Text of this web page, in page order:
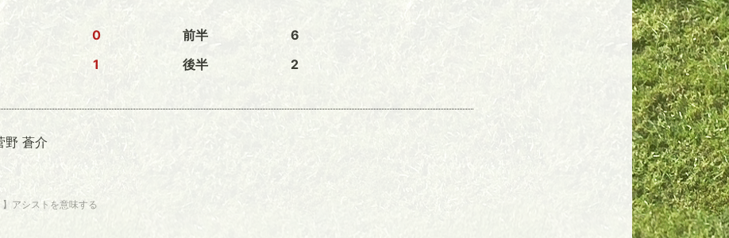
0
1
前半
後半
6
2
野 蒼介
】アシストを意味する